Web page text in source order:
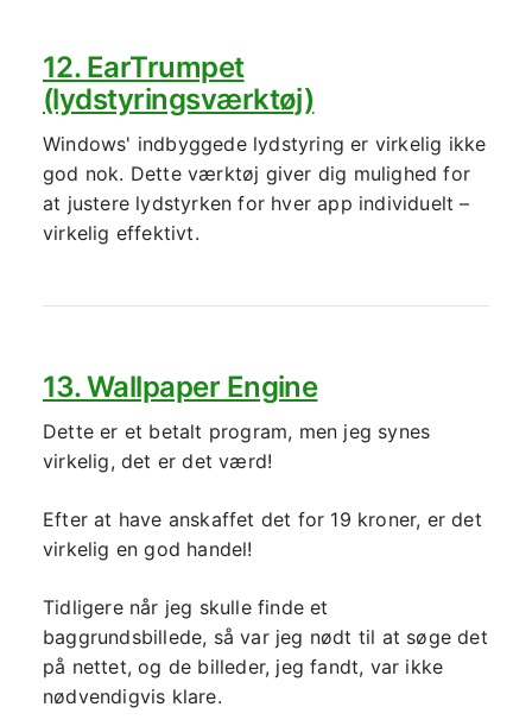
12. EarTrumpet
(lydstyringsværktøj)
Windows' indbyggede lydstyring er virkelig ikke
god nok. Dette værktøj giver dig mulighed for
at justere lydstyrken for hver app individuelt –
virkelig effektivt.
13. Wallpaper Engine
Dette er et betalt program, men jeg synes
virkelig, det er det værd!
Efter at have anskaffet det for 19 kroner, er det
virkelig en god handel!
Tidligere når jeg skulle finde et
baggrundsbillede, så var jeg nødt til at søge det
på nettet, og de billeder, jeg fandt, var ikke
nødvendigvis klare.